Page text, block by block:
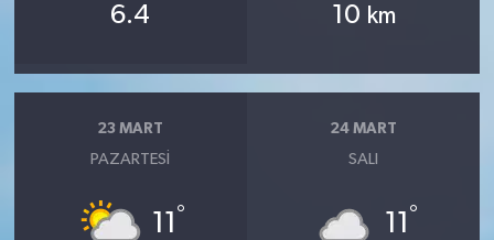
6.4 10 km
23 MART
PAZARTESI
11 °
24 MART
SALI
11 °